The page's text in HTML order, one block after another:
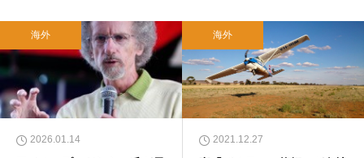
海外
2026.01.14
海外
2021.12.27